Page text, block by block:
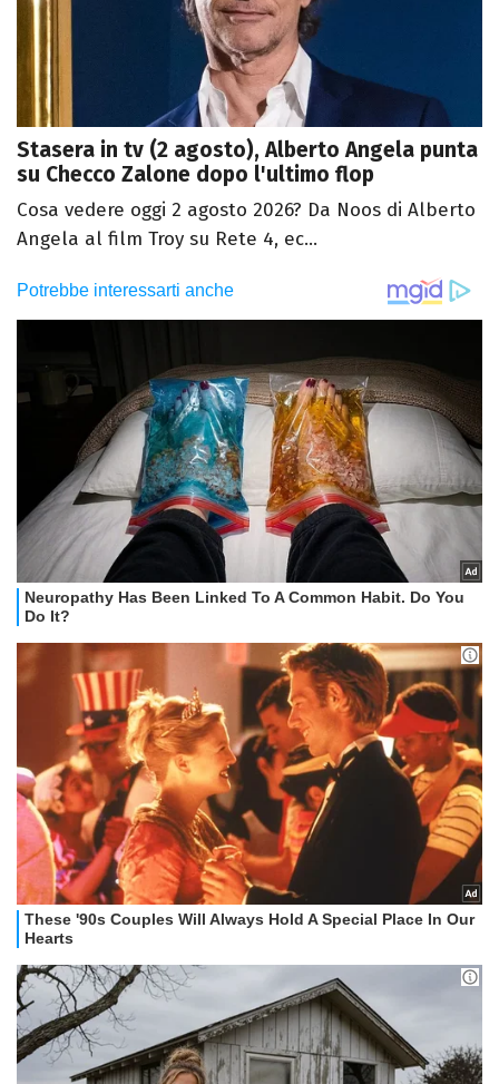
Stasera in tv (2 agosto), Alberto Angela punta
su Checco Zalone dopo l'ultimo flop
Cosa vedere oggi 2 agosto 2026? Da Noos di Alberto
Angela al film Troy su Rete 4, ec...